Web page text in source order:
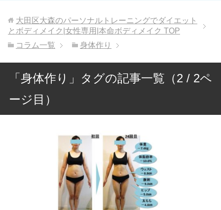
大田区大森のパーソナルトレーニングでダイエット
とボディメイク|女性専用|本命ボディメイク TOP
コラム一覧
身体作り
「身体作り」タグの記事一覧（2 / 2ペ
ージ目）